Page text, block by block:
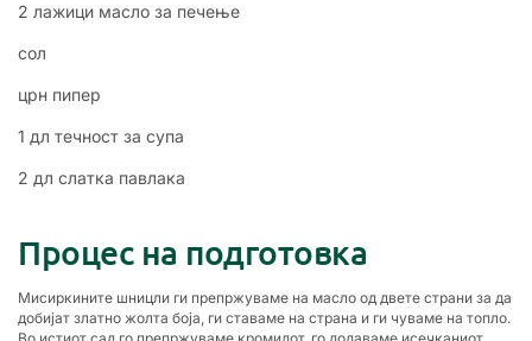
2 лажици масло за печење
сол
црн пипер
1 дл течност за супа
2 дл слатка павлака
Процес на подготовка
Мисиркините шницли ги препржуваме на масло од двете страни за да
добијат златно жолта боја, ги ставаме на страна и ги чуваме на топло.